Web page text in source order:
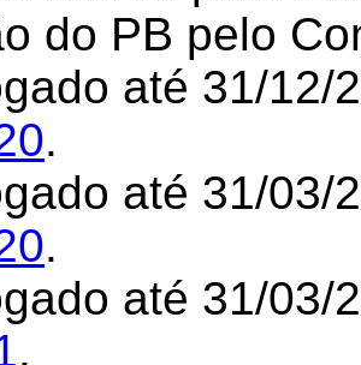
do PB pelo
até 31/12/
.
até 31/03/
.
até 31/03/
.